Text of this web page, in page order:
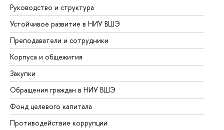
Руководство и структура
Устойчивое развитие в НИУ ВШЭ
Преподаватели и сотрудники
Корпуса и общежития
Закупки
Обращения граждан в НИУ ВШЭ
Фонд целевого капитала
Противодействие коррупции